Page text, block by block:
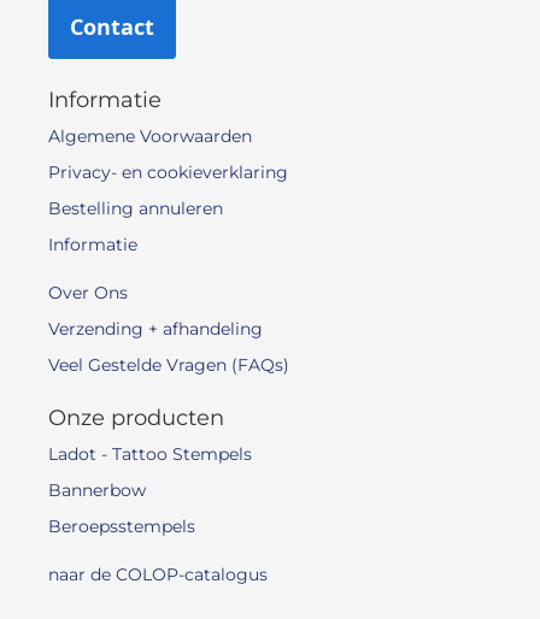
Contact
Informatie
Algemene Voorwaarden
Privacy- en cookieverklaring
Bestelling annuleren
Informatie
Over Ons
Verzending + afhandeling
Veel Gestelde Vragen (FAQs)
Onze producten
Ladot - Tattoo Stempels
Bannerbow
Beroepsstempels
naar de COLOP-catalogus